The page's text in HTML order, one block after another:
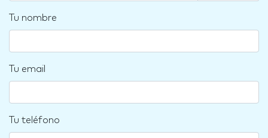
Tu nombre
Tu email
Tu teléfono